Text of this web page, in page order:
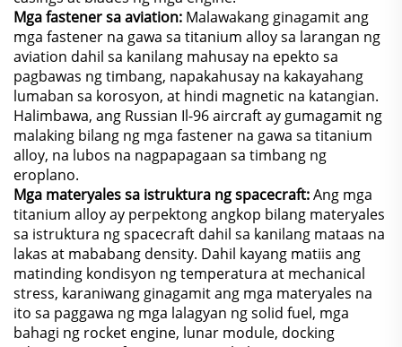
Mga fastener sa aviation: Malawakang ginagamit ang
mga fastener na gawa sa titanium alloy sa larangan ng
aviation dahil sa kanilang mahusay na epekto sa
pagbawas ng timbang, napakahusay na kakayahang
lumaban sa korosyon, at hindi magnetic na katangian.
Halimbawa, ang Russian Il-96 aircraft ay gumagamit ng
malaking bilang ng mga fastener na gawa sa titanium
alloy, na lubos na nagpapagaan sa timbang ng
eroplano.
Mga materyales sa istruktura ng spacecraft:Ang mga
titanium alloy ay perpektong angkop bilang materyales
sa istruktura ng spacecraft dahil sa kanilang mataas na
lakas at mababang density. Dahil kayang matiis ang
matinding kondisyon ng temperatura at mechanical
stress, karaniwang ginagamit ang mga materyales na
ito sa paggawa ng mga lalagyan ng solid fuel, mga
bahagi ng rocket engine, lunar module, docking